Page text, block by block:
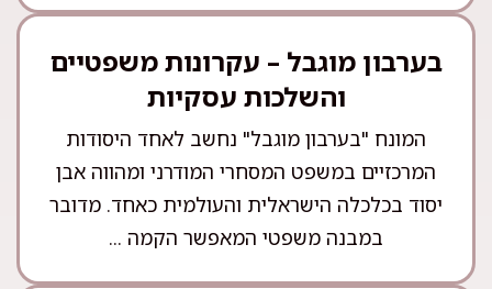
בערבון מוגבל – עקרונות משפטיים
והשלכות עסקיות
המונח "בערבון מוגבל" נחשב לאחד היסודות
המרכזיים במשפט המסחרי המודרני ומהווה אבן
יסוד בכלכלה הישראלית והעולמית כאחד. מדובר
במבנה משפטי המאפשר הקמה ...